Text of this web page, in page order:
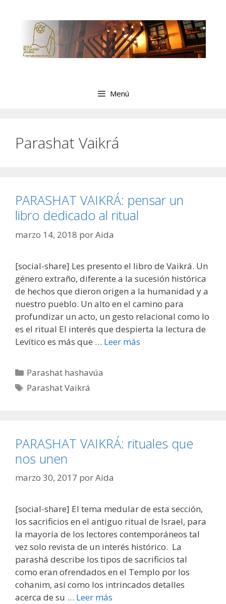
Menú
Parashat Vaikrá
PARASHAT VAIKRÁ: pensar un
libro dedicado al ritual
marzo 14, 2018 porAida
[social-share] Les presento el libro de Vaikrá. Un
género extraño, diferente a la sucesión histórica
de hechos que dieron origen a la humanidad y a
nuestro pueblo. Un alto en el camino para
profundizar un acto, un gesto relacional como lo
es el ritual El interés que despierta la lectura de
Levítico es más que … Leer más
Parashat hashavúa
Parashat Vaikrá
PARASHAT VAIKRÁ: rituales que
nos unen
marzo 30, 2017 porAida
[social-share] El tema medular de esta sección,
los sacrificios en el antiguo ritual de Israel, para
la mayoría de los lectores contemporáneos tal
vez solo revista de un interés histórico. La
parashá describe los tipos de sacrificios tal
como eran ofrendados en el Templo por los
cohanim, así como los intrincados detalles
acerca de su … Leer más